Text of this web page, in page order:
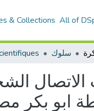
& Collections All of
سلوك
الاتصال
ابو بكر